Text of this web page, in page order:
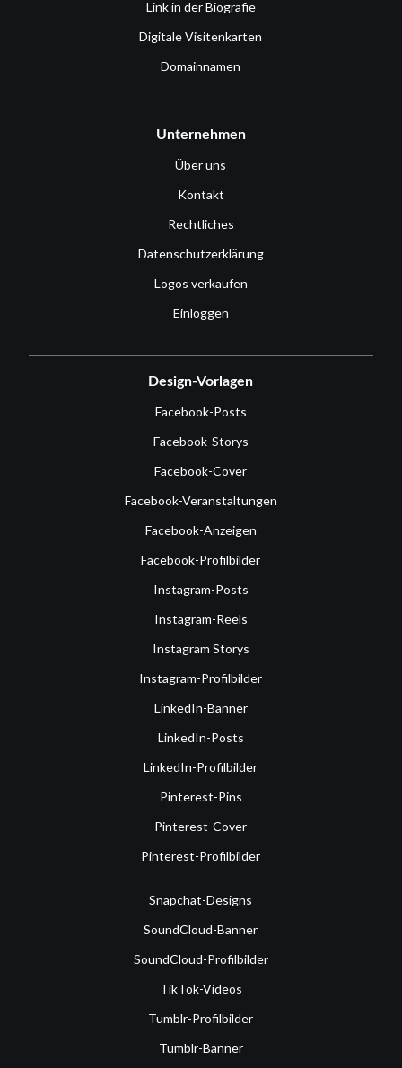
Link in der Biografie
Digitale Visitenkarten
Domainnamen
Unternehmen
Über uns
Kontakt
Rechtliches
Datenschutzerklärung
Logos verkaufen
Einloggen
Design-Vorlagen
Facebook-Posts
Facebook-Storys
Facebook-Cover
Facebook-Veranstaltungen
Facebook-Anzeigen
Facebook-Profilbilder
Instagram-Posts
Instagram-Reels
Instagram Storys
Instagram-Profilbilder
LinkedIn-Banner
LinkedIn-Posts
LinkedIn-Profilbilder
Pinterest-Pins
Pinterest-Cover
Pinterest-Profilbilder
Snapchat-Designs
SoundCloud-Banner
SoundCloud-Profilbilder
TikTok-Videos
Tumblr-Profilbilder
Tumblr-Banner